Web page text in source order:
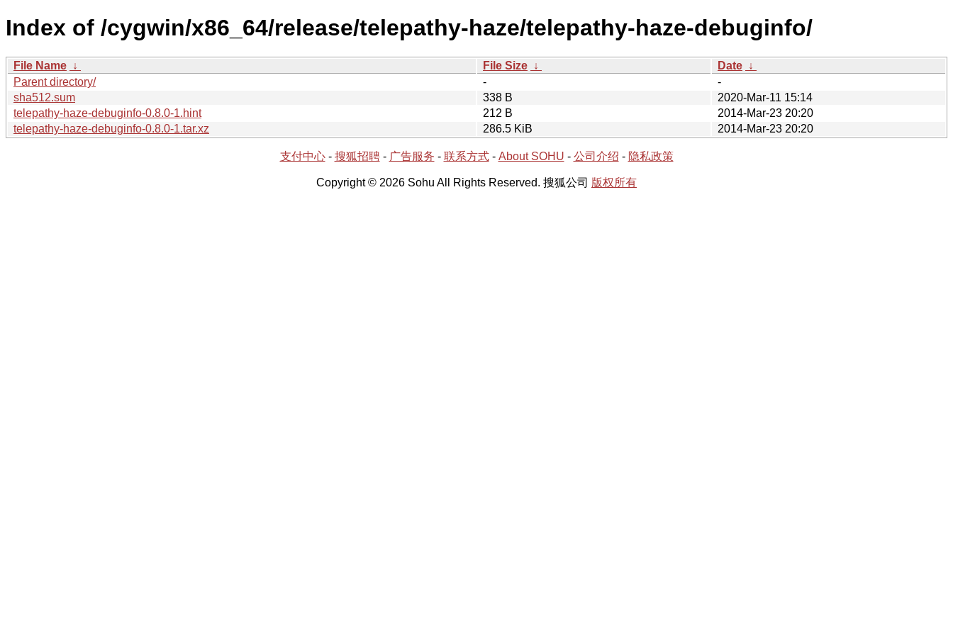
Index of /cygwin/x86_64/release/telepathy-haze/telepathy-haze-debuginfo/
File Name ↓ File Size ↓ Date ↓
Parent directory/
-
-
sha512.sum
338 B
2020-Mar-11 15:14
telepathy-haze-debuginfo-0.8.0-1.hint
212 B
2014-Mar-23 20:20
telepathy-haze-debuginfo-0.8.0-1.tar.xz
286.5 KiB 2014-Mar-23 20:20
支付中心- 搜狐招聘- 广告服务 - 联系方式- About SOHU - 公司介绍 - 隐私政策
Copyright © 2026 Sohu All Rights Reserved. 搜狐公司 版权所有